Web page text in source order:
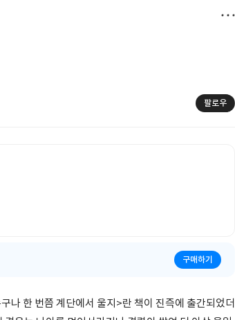
팔로우
구매하기
나 한 번쯤 계단에서 울지>란 책이 진즉에 출간되었더